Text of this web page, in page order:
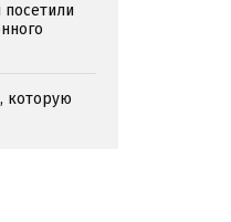
которую